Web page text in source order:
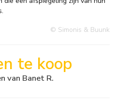
© Simonis & Buunk
te koop
van Banet R.